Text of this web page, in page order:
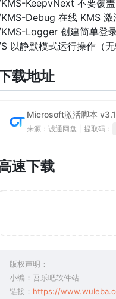
KeepvNext 不要覆
Debug 在线 KMS 激
Logger 创建简单登
以静默模式运行操作（无
载地址
Microsoft激活脚本
来源：诚通网盘 提取码：
速下载
版权声明：
小编：吾乐吧软件站
链接： https://